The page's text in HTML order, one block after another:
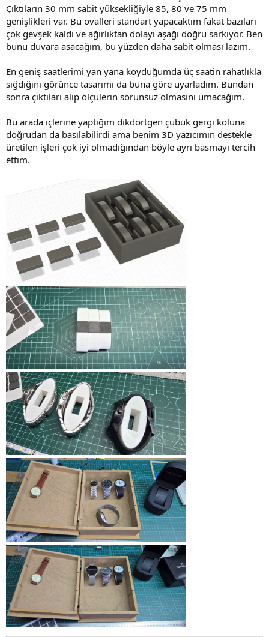
Çıktıların 30 mm sabit yüksekliğiyle 85, 80 ve 75 mm
genişlikleri var. Bu ovalleri standart yapacaktım fakat bazıları
çok gevşek kaldı ve ağırlıktan dolayı aşağı doğru sarkıyor. Ben
bunu duvara asacağım, bu yüzden daha sabit olması lazım.
En geniş saatlerimi yan yana koyduğumda üç saatin rahatlıkla
sığdığını görünce tasarımı da buna göre uyarladım. Bundan
sonra çıktıları alıp ölçülerin sorunsuz olmasını umacağım.
Bu arada içlerine yaptığım dikdörtgen çubuk gergi koluna
doğrudan da basılabilirdi ama benim 3D yazıcımın destekle
üretilen işleri çok iyi olmadığından böyle ayrı basmayı tercih
ettim.